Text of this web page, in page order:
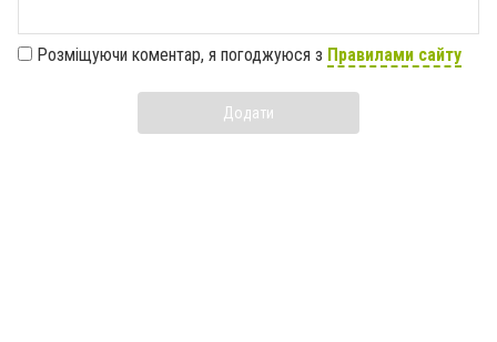
Розміщуючи коментар, я погоджуюся з Правилами сайту
Додати